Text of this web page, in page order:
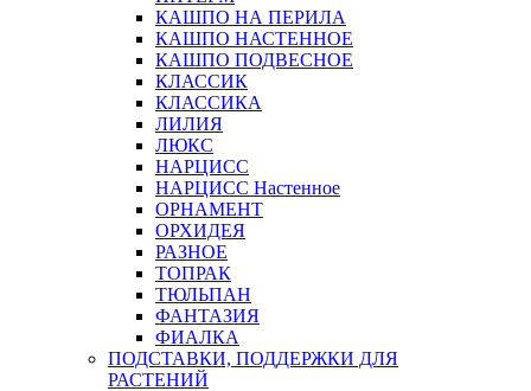
КАШПО НА ПЕРИЛА
КАШПО НАСТЕННОЕ
КАШПО ПОДВЕСНОЕ
КЛАССИК
КЛАССИКА
ЛИЛИЯ
ЛЮКС
НАРЦИСС
НАРЦИСС Настенное
ОРНАМЕНТ
ОРХИДЕЯ
РАЗНОЕ
ТОПРАК
ТЮЛЬПАН
ФАНТАЗИЯ
ФИАЛКА
ПОДСТАВКИ, ПОДДЕРЖКИ ДЛЯ
РАСТЕНИЙ